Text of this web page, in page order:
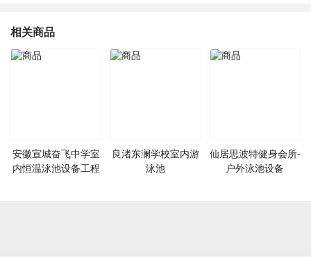
相关商品
安徽宣城奋飞中学室
内恒温泳池设备工程
良渚东澜学校室内游
泳池
仙居思波特健身会所-
户外泳池设备